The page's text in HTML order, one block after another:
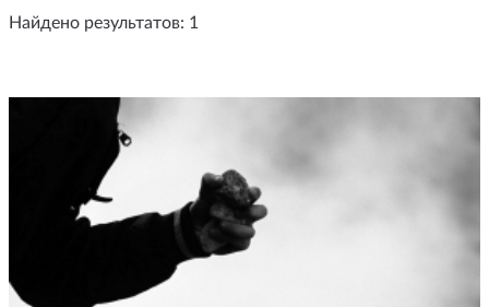
Найдено результатов: 1